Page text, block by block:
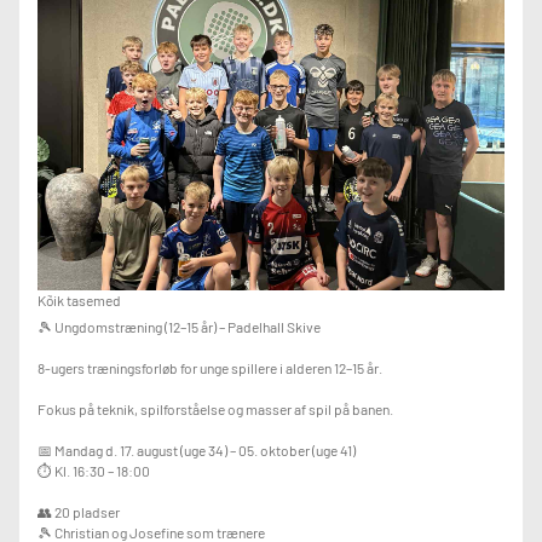
Hvis man er forhindret en enkelt gang, er man meget velkommen til at sende
en kammerat i stedet 👍
For spillere der vil udvikle deres padelspil i et sjovt og lærerigt miljø.
Kontaktinfo:
Karsten tlf. 31138673
Padelhall tlf. 60912400
Kõik tasemed
🎾 Ungdomstræning (12–15 år) – Padelhall Skive
8-ugers træningsforløb for unge spillere i alderen 12–15 år.
Fokus på teknik, spilforståelse og masser af spil på banen.
📅 Mandag d. 17. august (uge 34) – 05. oktober (uge 41)
⏱ Kl. 16:30 – 18:00
👥 20 pladser
🎾 Christian og Josefine som trænere